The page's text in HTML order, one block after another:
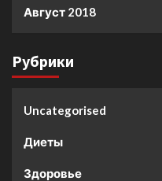
Август 2018
Рубрики
Uncategorised
Диеты
Здоровье